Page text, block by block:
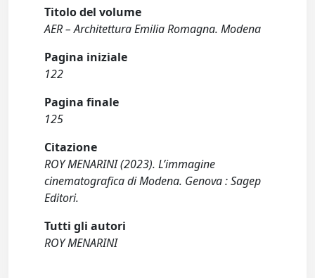
Titolo del volume
AER – Architettura Emilia Romagna. Modena
Pagina iniziale
122
Pagina finale
125
Citazione
ROY MENARINI (2023). L’immagine
cinematografica di Modena. Genova : Sagep
Editori.
Tutti gli autori
ROY MENARINI